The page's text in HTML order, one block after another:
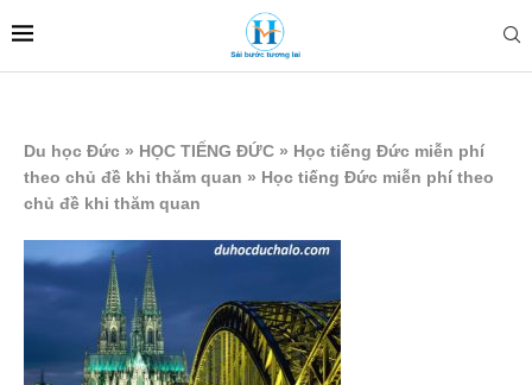
Du học Đức » HỌC TIẾNG ĐỨC » Học tiếng Đức miễn phí
theo chủ đề khi thăm quan » Học tiếng Đức miễn phí theo
chủ đề khi thăm quan